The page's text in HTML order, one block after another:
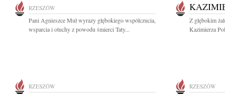
RZESZÓW
Pani Agnieszce Muł wyrazy głębokiego współczucia,
wsparcia i otuchy z powodu śmierci Taty...
Z głębokim
Kazimierza
RZESZÓW RZESZÓW